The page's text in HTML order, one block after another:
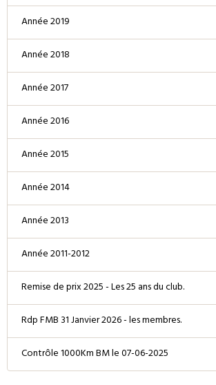
Année 2019
Année 2018
Année 2017
Année 2016
Année 2015
Année 2014
Année 2013
Année 2011-2012
Remise de prix 2025 - Les 25 ans du club.
Rdp FMB 31 Janvier 2026 - les membres.
Contrôle 1000Km BM le 07-06-2025